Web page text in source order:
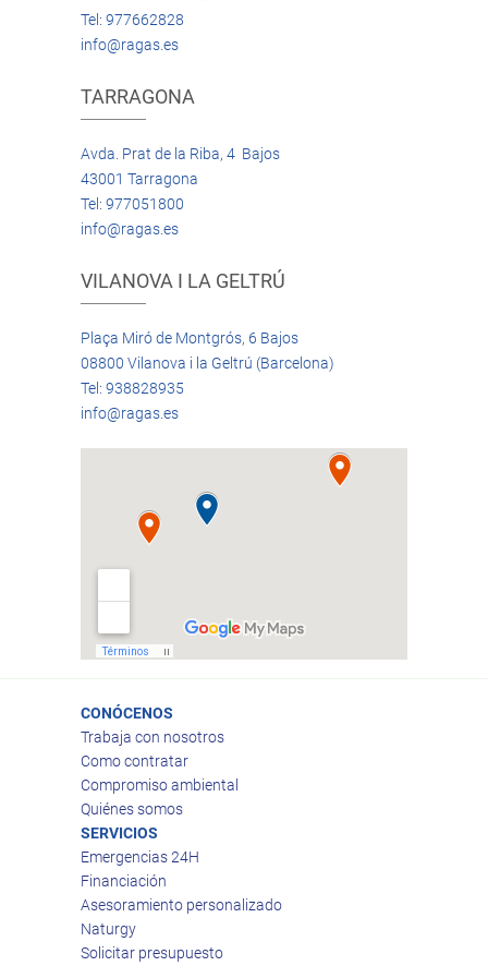
Tel: 977662828
info@ragas.es
TARRAGONA
Avda. Prat de la Riba, 4 Bajos
43001 Tarragona
Tel: 977051800
info@ragas.es
VILANOVA I LA GELTRÚ
Plaça Miró de Montgrós, 6 Bajos
08800 Vilanova i la Geltrú (Barcelona)
Tel: 938828935
info@ragas.es
CONÓCENOS
Trabaja con nosotros
Como contratar
Compromiso ambiental
Quiénes somos
SERVICIOS
Emergencias 24H
Financiación
Asesoramiento personalizado
Naturgy
Solicitar presupuesto